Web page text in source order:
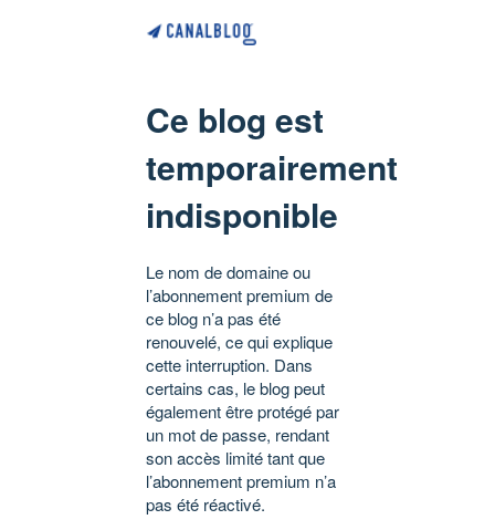
Ce blog est
temporairement
indisponible
Le nom de domaine ou
l’abonnement premium de
ce blog n’a pas été
renouvelé, ce qui explique
cette interruption. Dans
certains cas, le blog peut
également être protégé par
un mot de passe, rendant
son accès limité tant que
l’abonnement premium n’a
pas été réactivé.